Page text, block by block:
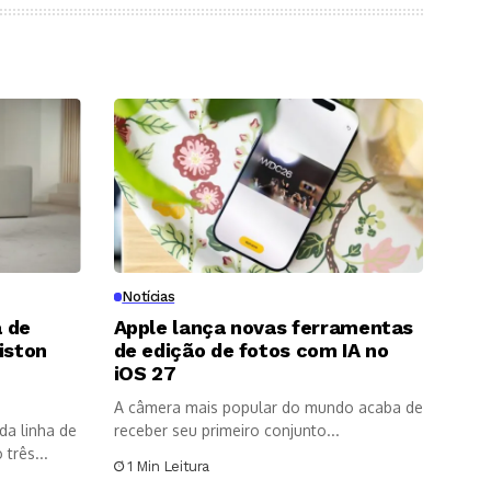
de
linha de
três...
Notícias
Apple lança novas ferramentas
de edição de fotos com IA no
iOS 27
A câmera mais popular do mundo acaba de
receber seu primeiro conjunto...
1 Min Leitura